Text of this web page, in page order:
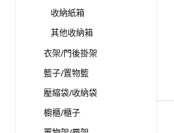
收納紙箱
其他收納箱
衣架/門後掛架
籃子/置物籃
壓縮袋/收納袋
櫥櫃/櫃子